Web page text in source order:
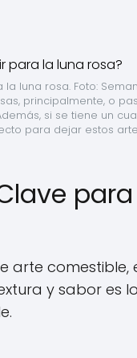
la luna rosa. Foto:
principalmente, o
si se tiene un
para dejar estos
para
arte
y sabor es